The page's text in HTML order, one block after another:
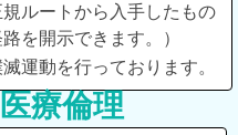
ルートから入手したもの
を開示できます。）
運動を行っております。
療倫理